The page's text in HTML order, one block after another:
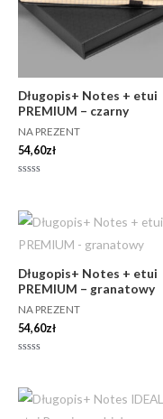
Długopis+ Notes + etui
PREMIUM – czarny
NA PREZENT
54,60zł
5
Długopis+ Notes + etui
PREMIUM – granatowy
NA PREZENT
54,60zł
5